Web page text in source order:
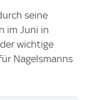
seine
im Juni in
wichtige
Nagelsmanns